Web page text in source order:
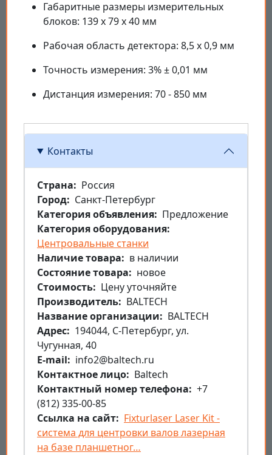
Габаритные размеры измерительных
блоков: 139 x 79 x 40 мм
Рабочая область детектора: 8,5 x 0,9 мм
Точность измерения: 3% ± 0,01 мм
Дистанция измерения: 70 - 850 мм
Контакты
Страна
Россия
Город
Санкт-Петербург
Категория объявления
Предложение
Категория оборудования
Центровальные станки
Наличие товара
в наличии
Состояние товара
новое
Стоимость
Цену уточняйте
Производитель
BALTECH
Название организации
BALTECH
Aдрес
194044, С-Петербург, ул.
Чугунная, 40
E-mail
info2@baltech.ru
Контактное лицо
Baltech
Контактный номер телефона
+7
(812) 335-00-85
Ссылка на сайт
Fixturlaser Laser Kit -
система для центровки валов лазерная
на базе планшетног…